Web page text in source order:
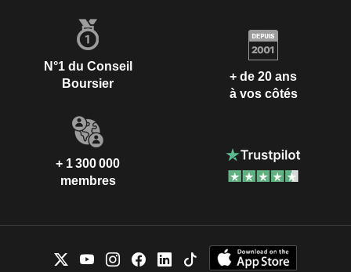
N°1 du Conseil
Boursier
+ de 20 ans
à vos côtés
+ 1 300 000
membres